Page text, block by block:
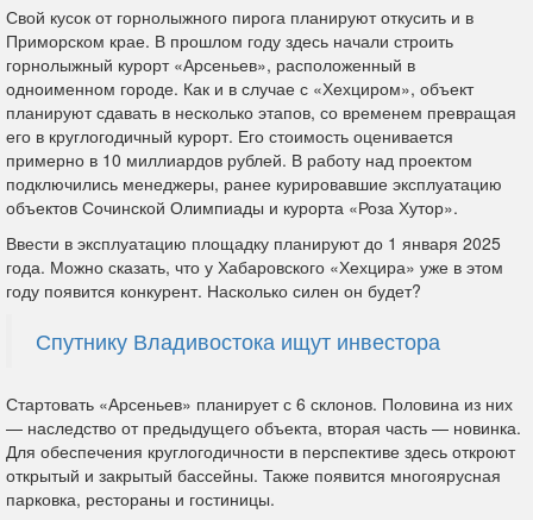
Свой кусок от горнолыжного пирога планируют откусить и в
Приморском крае. В прошлом году здесь начали строить
горнолыжный курорт «Арсеньев», расположенный в
одноименном городе. Как и в случае с «Хехциром», объект
планируют сдавать в несколько этапов, со временем превращая
его в круглогодичный курорт. Его стоимость оценивается
примерно в 10 миллиардов рублей. В работу над проектом
подключились менеджеры, ранее курировавшие эксплуатацию
объектов Сочинской Олимпиады и курорта «Роза Хутор».
Ввести в эксплуатацию площадку планируют до 1 января 2025
года. Можно сказать, что у Хабаровского «Хехцира» уже в этом
году появится конкурент. Насколько силен он будет?
Спутнику Владивостока ищут инвестора
Стартовать «Арсеньев» планирует с 6 склонов. Половина из них
— наследство от предыдущего объекта, вторая часть — новинка.
Для обеспечения круглогодичности в перспективе здесь откроют
открытый и закрытый бассейны. Также появится многоярусная
парковка, рестораны и гостиницы.